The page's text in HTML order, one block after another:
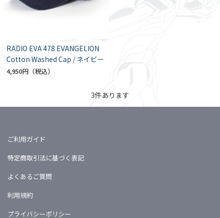
RADIO EVA 478 EVANGELION
Cotton Washed Cap / ネイビー
4,950円
3件あります
ご利用ガイド
特定商取引法に基づく表記
よくあるご質問
利用規約
プライバシーポリシー